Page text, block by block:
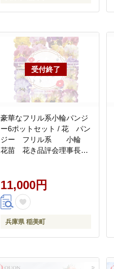
豪華なフリル系小輪パンジ
ー6ポットセット / 花 パン
ジー フリル系 小輪
花苗 花き品評会理事長賞
の苗物
11,000円
兵庫県 稲美町